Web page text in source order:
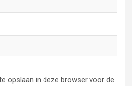
opslaan in deze browser voor de